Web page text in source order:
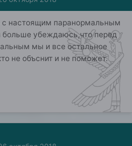
с настоящим паранормальным
убеждаюсь,что перед
мы и все остальное
не объснит и не поможет.